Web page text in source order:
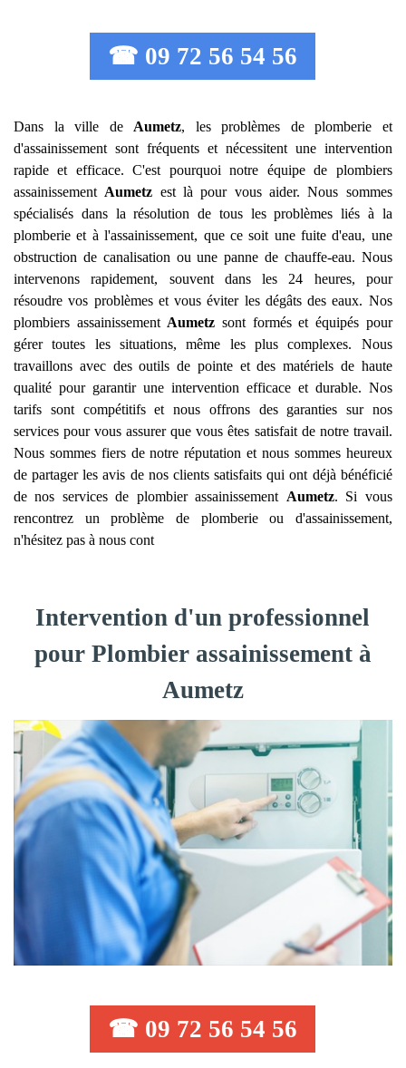
☎ 09 72 56 54 56
Dans la ville de Aumetz, les problèmes de plomberie et
d'assainissement sont fréquents et nécessitent une intervention
rapide et efficace. C'est pourquoi notre équipe de plombiers
assainissement Aumetz est là pour vous aider. Nous sommes
spécialisés dans la résolution de tous les problèmes liés à la
plomberie et à l'assainissement, que ce soit une fuite d'eau, une
obstruction de canalisation ou une panne de chauffe-eau. Nous
intervenons rapidement, souvent dans les 24 heures, pour
résoudre vos problèmes et vous éviter les dégâts des eaux. Nos
plombiers assainissement Aumetz sont formés et équipés pour
gérer toutes les situations, même les plus complexes. Nous
travaillons avec des outils de pointe et des matériels de haute
qualité pour garantir une intervention efficace et durable. Nos
tarifs sont compétitifs et nous offrons des garanties sur nos
services pour vous assurer que vous êtes satisfait de notre travail.
Nous sommes fiers de notre réputation et nous sommes heureux
de partager les avis de nos clients satisfaits qui ont déjà bénéficié
de nos services de plombier assainissement Aumetz. Si vous
rencontrez un problème de plomberie ou d'assainissement,
n'hésitez pas à nous cont
Intervention d'un professionnel
pour Plombier assainissement à
Aumetz
☎ 09 72 56 54 56